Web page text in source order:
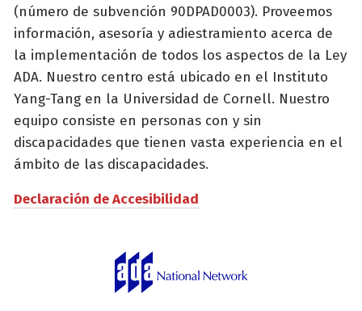
(número de subvención 90DPAD0003). Proveemos
información, asesoría y adiestramiento acerca de
la implementación de todos los aspectos de la Ley
ADA. Nuestro centro está ubicado en el Instituto
Yang-Tang en la Universidad de Cornell. Nuestro
equipo consiste en personas con y sin
discapacidades que tienen vasta experiencia en el
ámbito de las discapacidades.
Declaración de Accesibilidad